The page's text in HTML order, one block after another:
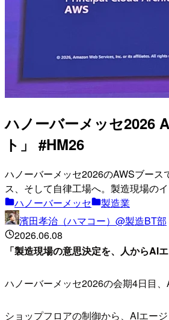
ハノーバーメッセ2026
ト」 #HM26
ハノーバーメッセ2026のAWSブー
ス、そして自律工場へ。製造現場の
ハノーバーメッセ
製造業
濱田孝治（ハマコー）@製造BT部
2026.06.08
「製造現場の意思決定を、人からAI
ハノーバーメッセ2026の会期4日目
ショップフロアの制御から、AIエー